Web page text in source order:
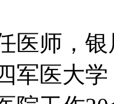
医师，
军医大